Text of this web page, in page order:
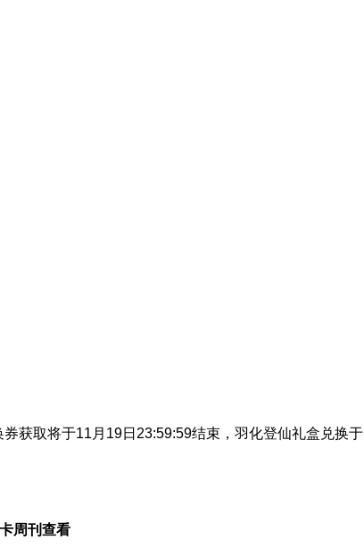
获取将于11月19日23:59:59结束，羽化登仙礼盒兑换于
周刊查看